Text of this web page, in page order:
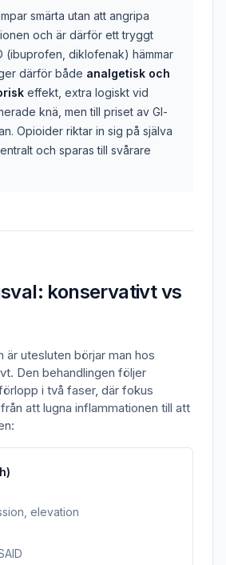
smärta utan att angripa
och är därför ett tryggt
(ibuprofen, diklofenak) hämmar
därför både analgetisk och
effekt, extra logiskt vid
knä, men till priset av GI-
Opioider riktar in sig på själva
och sparas till svårare
konservativt vs
är utesluten börjar man hos
Den behandlingen följer
i två faser, där fokus
att lugna inflammationen till att
elevation